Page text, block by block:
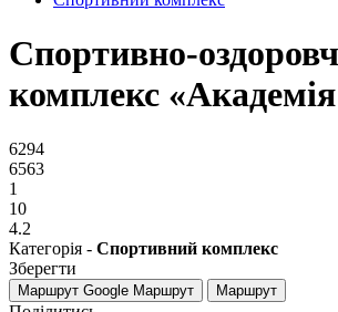
Спортивно-
комплекс
6294
6563
1
10
4.2
Категорія - Спортивний комплекс
Зберегти
Маршрут Google Маршрут Маршрут